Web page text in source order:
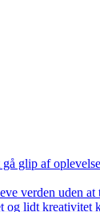
gå glip af
verden uden at
og lidt kreativitet